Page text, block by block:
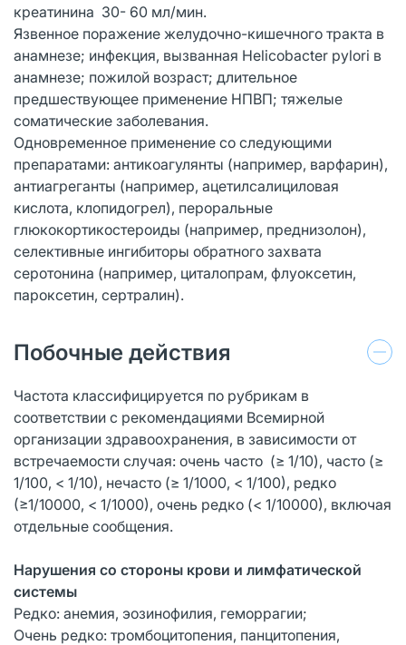
креатинина 30- 60 мл/мин.
Язвенное поражение желудочно-кишечного тракта в
анамнезе; инфекция, вызванная Helicobacter pylori в
анамнезе; пожилой возраст; длительное
предшествующее применение НПВП; тяжелые
соматические заболевания.
Одновременное применение со следующими
препаратами: антикоагулянты (например, варфарин),
антиагреганты (например, ацетилсалициловая
кислота, клопидогрел), пероральные
глюкокортикостероиды (например, преднизолон),
селективные ингибиторы обратного захвата
серотонина (например, циталопрам, флуоксетин,
пароксетин, сертралин).
Побочные действия
Частота классифицируется по рубрикам в
соответствии с рекомендациями Всемирной
организации здравоохранения, в зависимости от
встречаемости случая: очень часто (≥ 1/10), часто (≥
1/100, < 1/10), нечасто (≥ 1/1000, < 1/100), редко
(≥1/10000, < 1/1000), очень редко (< 1/10000), включая
отдельные сообщения.
Нарушения со стороны крови и лимфатической
системы
Редко: анемия, эозинофилия, геморрагии;
Очень редко: тромбоцитопения, панцитопения,